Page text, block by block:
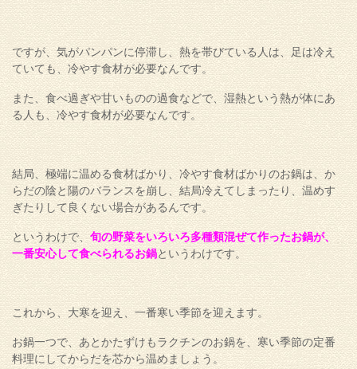
ですが、気がパンパンに停滞し、熱を帯びている人は、足は冷え
ていても、冷やす食材が必要なんです。
また、食べ過ぎや甘いものの過食などで、湿熱という熱が体にあ
る人も、冷やす食材が必要なんです。
結局、極端に温める食材ばかり、冷やす食材ばかりのお鍋は、か
らだの陰と陽のバランスを崩し、結局冷えてしまったり、温めす
ぎたりして良くない場合があるんです。
というわけで、旬の野菜をいろいろ多種類混ぜて作ったお鍋が、
一番安心して食べられるお鍋というわけです。
これから、大寒を迎え、一番寒い季節を迎えます。
お鍋一つで、あとかたずけもラクチンのお鍋を、寒い季節の定番
料理にしてからだを芯から温めましょう。